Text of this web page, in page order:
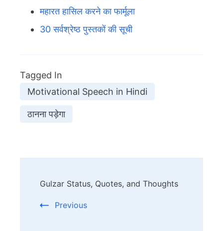
महारत हासिल करने का फार्मूला
30 सर्वश्रेष्ठ पुस्तकों की सूची
Tagged In
Motivational Speech in Hindi
ठानना पड़ेगा
Navigation
Gulzar Status, Quotes, and Thoughts
Previous